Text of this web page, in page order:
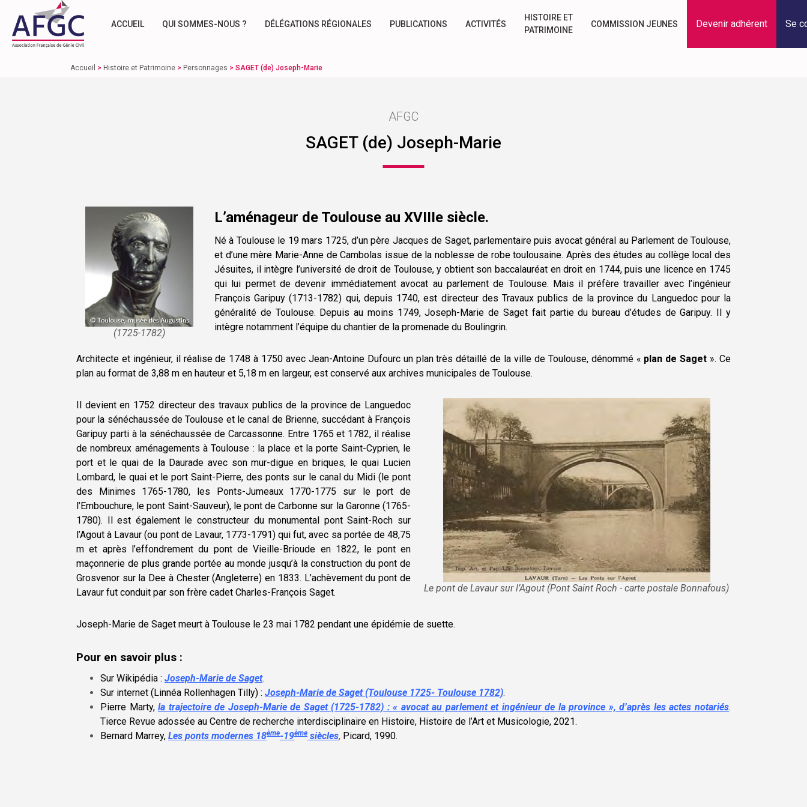
ACCUEIL QUI SOMMES-NOUS ? DÉLÉGATIONS RÉGIONALES PUBLICATIONS ACTIVITÉS
HISTOIRE ET
PATRIMOINE
COMMISSION JEUNES Devenir adhérent Se
Accueil > Histoire et Patrimoine > Personnages > SAGET (de) Joseph-Marie
AFGC
SAGET (de) Joseph-Marie
(1725-1782)
L’aménageur de Toulouse au XVIIIe siècle.
Né à Toulouse le 19 mars 1725, d’un père Jacques de Saget, parlementaire puis avocat général au Parlement de Toulouse,
et d’une mère Marie-Anne de Cambolas issue de la noblesse de robe toulousaine. Après des études au collège local des
Jésuites, il intègre l’université de droit de Toulouse, y obtient son baccalauréat en droit en 1744, puis une licence en 1745
qui lui permet de devenir immédiatement avocat au parlement de Toulouse. Mais il préfère travailler avec l’ingénieur
François Garipuy (1713-1782) qui, depuis 1740, est directeur des Travaux publics de la province du Languedoc pour la
généralité de Toulouse. Depuis au moins 1749, Joseph-Marie de Saget fait partie du bureau d’études de Garipuy. Il y
intègre notamment l’équipe du chantier de la promenade du Boulingrin.
Architecte et ingénieur, il réalise de 1748 à 1750 avec Jean-Antoine Dufourc un plan très détaillé de la ville de Toulouse, dénommé « plan de Saget ». Ce
plan au format de 3,88 m en hauteur et 5,18 m en largeur, est conservé aux archives municipales de Toulouse.
Il devient en 1752 directeur des travaux publics de la province de Languedoc
pour la sénéchaussée de Toulouse et le canal de Brienne, succédant à François
Garipuy parti à la sénéchaussée de Carcassonne. Entre 1765 et 1782, il réalise
de nombreux aménagements à Toulouse : la place et la porte Saint-Cyprien, le
port et le quai de la Daurade avec son mur-digue en briques, le quai Lucien
Lombard, le quai et le port Saint-Pierre, des ponts sur le canal du Midi (le pont
des Minimes 1765-1780, les Ponts-Jumeaux 1770-1775 sur le port de
l’Embouchure, le pont Saint-Sauveur), le pont de Carbonne sur la Garonne (1765-
1780). Il est également le constructeur du monumental pont Saint-Roch sur
l’Agout à Lavaur (ou pont de Lavaur, 1773-1791) qui fut, avec sa portée de 48,75
m et après l’effondrement du pont de Vieille-Brioude en 1822, le pont en
maçonnerie de plus grande portée au monde jusqu’à la construction du pont de
Grosvenor sur la Dee à Chester (Angleterre) en 1833. L’achèvement du pont de
Lavaur fut conduit par son frère cadet Charles-François Saget.
Le pont de Lavaur sur l’Agout (Pont Saint Roch - carte postale Bonnafous)
Joseph-Marie de Saget meurt à Toulouse le 23 mai 1782 pendant une épidémie de suette.
Pour en savoir plus :
Sur Wikipédia : Joseph-Marie de Saget.
Sur internet (Linnéa Rollenhagen Tilly) : Joseph-Marie de Saget (Toulouse 1725- Toulouse 1782).
Pierre Marty,la trajectoire de Joseph-Marie de Saget (1725-1782) : « avocat au parlement et ingénieur de la province », d’après les actes notariés.
Tierce Revue adossée au Centre de recherche interdisciplinaire en Histoire, Histoire de l’Art et Musicologie, 2021.
Bernard Marrey, Les ponts modernes 18ème-19ème siècles, Picard, 1990.